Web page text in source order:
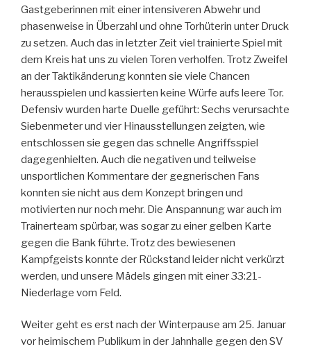
Gastgeberinnen mit einer intensiveren Abwehr und
phasenweise in Überzahl und ohne Torhüterin unter Druck
zu setzen. Auch das in letzter Zeit viel trainierte Spiel mit
dem Kreis hat uns zu vielen Toren verholfen. Trotz Zweifel
an der Taktikänderung konnten sie viele Chancen
herausspielen und kassierten keine Würfe aufs leere Tor.
Defensiv wurden harte Duelle geführt: Sechs verursachte
Siebenmeter und vier Hinausstellungen zeigten, wie
entschlossen sie gegen das schnelle Angriffsspiel
dagegenhielten. Auch die negativen und teilweise
unsportlichen Kommentare der gegnerischen Fans
konnten sie nicht aus dem Konzept bringen und
motivierten nur noch mehr. Die Anspannung war auch im
Trainerteam spürbar, was sogar zu einer gelben Karte
gegen die Bank führte. Trotz des bewiesenen
Kampfgeists konnte der Rückstand leider nicht verkürzt
werden, und unsere Mädels gingen mit einer 33:21-
Niederlage vom Feld.
Weiter geht es erst nach der Winterpause am 25. Januar
vor heimischem Publikum in der Jahnhalle gegen den SV